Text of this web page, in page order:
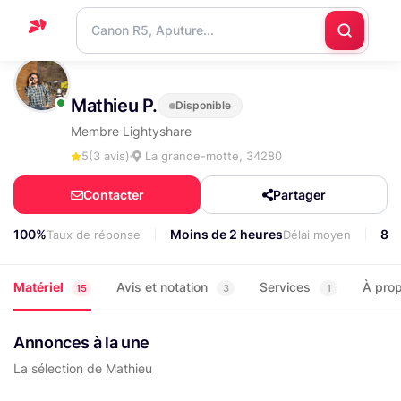
Accueil
Support
Nous
contacter
Mathieu P. Disponible
Membre Lightyshare
5(3 avis) La grande-motte, 34280
Contacter Partager
100%Taux de réponse Moins de 2 heuresDélai moyen
Matériel 15 Avis et notation 3 Services 1 À
Annonces à la une
La sélection de Mathieu